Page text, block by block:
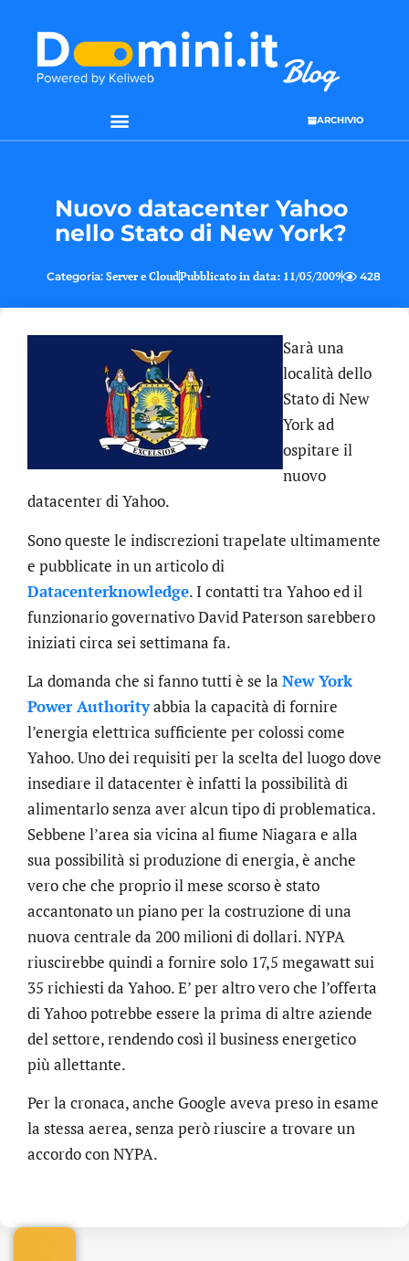
ARCHIVIO
Nuovo datacenter Yahoo
nello Stato di New York?
Categoria: Server e CloudPubblicato in data: 11/05/2009 428
Sarà una
località dello
Stato di New
York ad
ospitare il
nuovo
datacenter di Yahoo.
Sono queste le indiscrezioni trapelate ultimamente
e pubblicate in un articolo di
Datacenterknowledge. I contatti tra Yahoo ed il
funzionario governativo David Paterson sarebbero
iniziati circa sei settimana fa.
La domanda che si fanno tutti è se la New York
Power Authorityabbia la capacità di fornire
l’energia elettrica sufficiente per colossi come
Yahoo. Uno dei requisiti per la scelta del luogo dove
insediare il datacenter è infatti la possibilità di
alimentarlo senza aver alcun tipo di problematica.
Sebbene l’area sia vicina al fiume Niagara e alla
sua possibilità si produzione di energia, è anche
vero che che proprio il mese scorso è stato
accantonato un piano per la costruzione di una
nuova centrale da 200 milioni di dollari. NYPA
riuscirebbe quindi a fornire solo 17,5 megawatt sui
35 richiesti da Yahoo. E’ per altro vero che l’offerta
di Yahoo potrebbe essere la prima di altre aziende
del settore, rendendo così il business energetico
più allettante.
Per la cronaca, anche Google aveva preso in esame
la stessa aerea, senza però riuscire a trovare un
accordo con NYPA.
.online